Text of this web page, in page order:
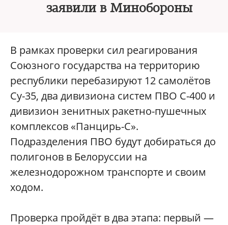
заявили в Минобороны
В рамках проверки сил реагирования
Союзного государства на территорию
республики перебазируют 12 самолётов
Су-35, два дивизиона систем ПВО С-400 и
дивизион зенитных ракетно-пушечных
комплексов «Панцирь-С».
Подразделения ПВО будут добираться до
полигонов в Белоруссии на
железнодорожном транспорте и своим
ходом.
Проверка пройдёт в два этапа: первый —